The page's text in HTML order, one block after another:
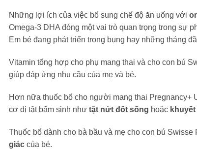
Những lợi ích của việc bổ sung chế độ ăn uống với
Omega-3 DHA đóng một vai trò quan trọng trong sự
Em bé đang phát triển trong bụng hay những tháng
Vitamin tổng hợp cho phụ mang thai và cho con bú
giúp đáp ứng nhu cầu của mẹ và bé.
Hơn nữa thuốc bổ cho người mang thai Pregnancy+
cơ dị tật bẩm sinh như tật nứt đốt sống hoặc
Thuốc bổ dành cho bà bầu và mẹ cho con bú Swisse
giác của bé.